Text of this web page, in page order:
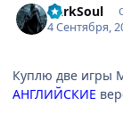
DarkSoul
4 Сентября,
Куплю две игры
АНГЛИЙСКИЕ